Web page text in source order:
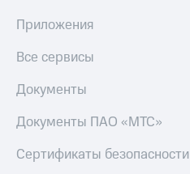
Приложения
Все сервисы
Документы
Документы ПАО «МТС»
Сертификаты